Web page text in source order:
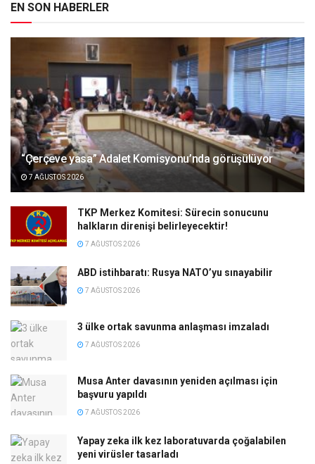
EN SON HABERLER
“Çerçeve yasa” Adalet Komisyonu’nda görüşülüyor
7 AĞUSTOS 2026
TKP Merkez Komitesi: Sürecin sonucunu
halkların direnişi belirleyecektir!
7 AĞUSTOS 2026
ABD istihbaratı: Rusya NATO’yu sınayabilir
7 AĞUSTOS 2026
3 ülke ortak savunma anlaşması imzaladı
7 AĞUSTOS 2026
Musa Anter davasının yeniden açılması için
başvuru yapıldı
7 AĞUSTOS 2026
Yapay zeka ilk kez laboratuvarda çoğalabilen
yeni virüsler tasarladı